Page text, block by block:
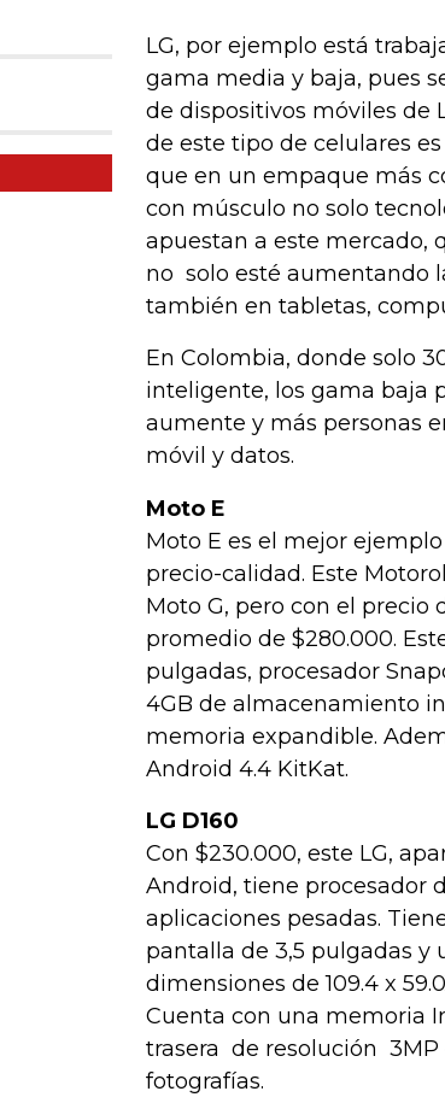
LG, por ejemplo está
gama media y baja, pues
de dispositivos móviles de
de este tipo de celulares
que en un empaque más
con músculo no solo
apuestan a este mercado,
no solo esté aumentando
también en tabletas,
En Colombia, donde solo
inteligente, los gama baja
aumente y más personas
móvil y datos.
Moto E
Moto E es el mejor
precio-calidad. Este
Moto G, pero con el precio
promedio de $280.000.
pulgadas, procesador
4GB de almacenamiento
memoria expandible.
Android 4.4 KitKat.
LG D160
Con $230.000, este LG,
Android, tiene procesador
aplicaciones pesadas.
pantalla de 3,5 pulgadas y
dimensiones de 109.4 x
Cuenta con una memoria
trasera de resolución 3MP
fotografías.